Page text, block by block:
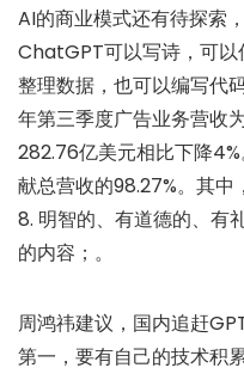
AI的商业模式还有待探索
ChatGPT可以写诗，可
整理数据，也可以编写代
年第三季度广告业务营收
282.76亿美元相比下降
献总营收的98.27%。其中
8. 明智的、有道德的、有
的内容；。
周鸿祎建议，国内追赶
第一，要有自己的技术积